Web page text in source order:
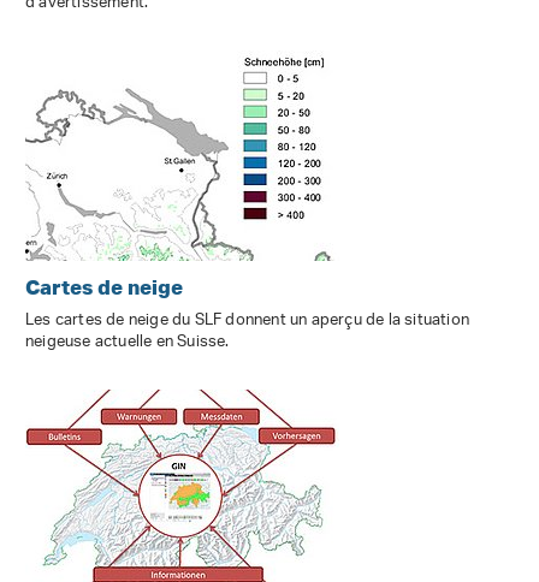
Cartes de neige
Les cartes de neige du SLF donnent un aperçu de la situation
neigeuse actuelle en Suisse.